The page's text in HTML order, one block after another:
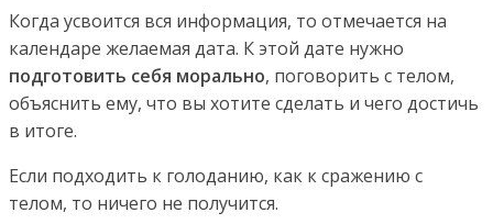
Когда усвоится вся информация, то отмечается на
календаре желаемая дата. К этой дате нужно
подготовить себя морально, поговорить с телом,
объяснить ему, что вы хотите сделать и чего достичь
в итоге.
Если подходить к голоданию, как к сражению с
телом, то ничего не получится.